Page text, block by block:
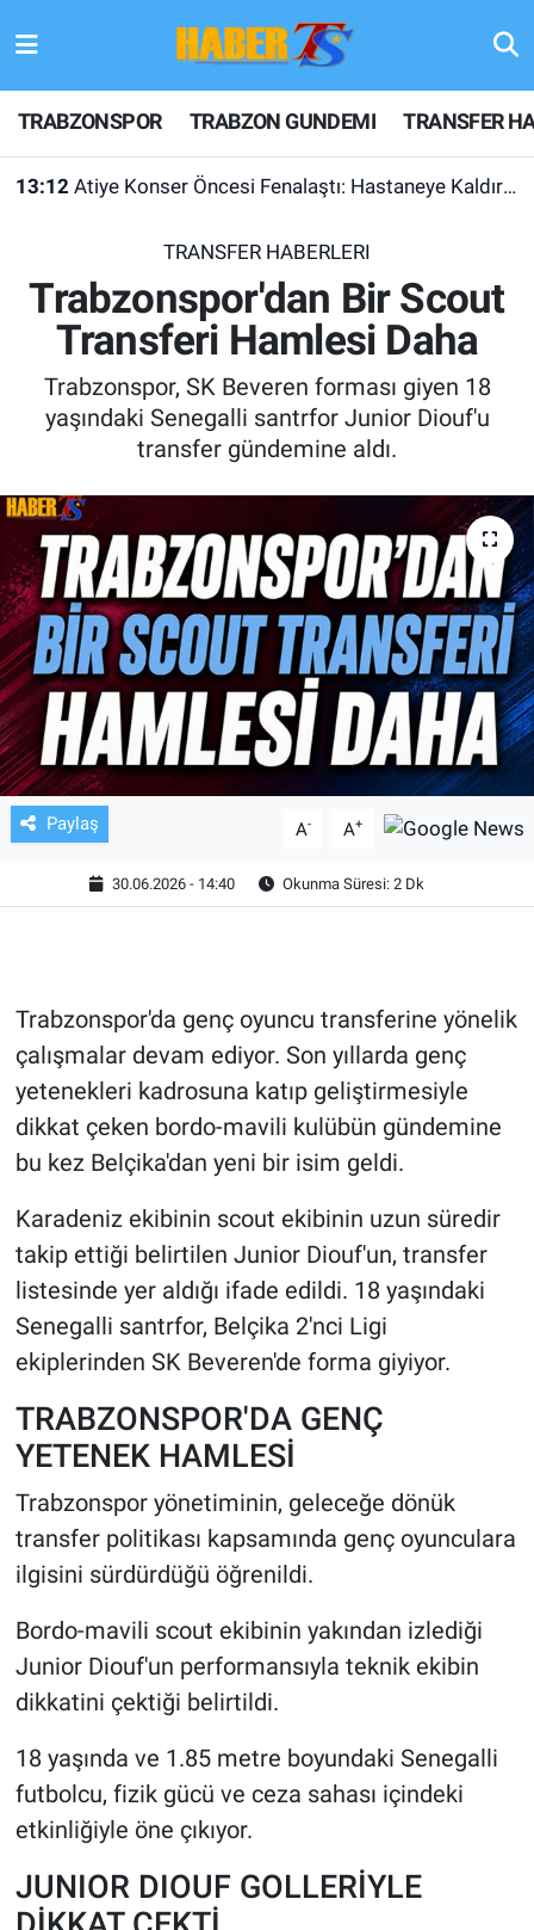
TRABZONSPOR TRABZON GUNDEMI TRANSFER
13:12 Atiye Konser Öncesi Fenalaştı: Hastaneye Kaldırıldı
TRANSFER HABERLERI
Trabzonspor'dan Bir Scout
Transferi Hamlesi Daha
Trabzonspor, SK Beveren forması giyen 18
yaşındaki Senegalli santrfor Junior Diouf'u
transfer gündemine aldı.
Paylaş A- A+
30.06.2026 - 14:40 Okunma Süresi: 2 Dk
Trabzonspor'da genç oyuncu transferine yönelik
çalışmalar devam ediyor. Son yıllarda genç
yetenekleri kadrosuna katıp geliştirmesiyle
dikkat çeken bordo-mavili kulübün gündemine
bu kez Belçika'dan yeni bir isim geldi.
Karadeniz ekibinin scout ekibinin uzun süredir
takip ettiği belirtilen Junior Diouf'un, transfer
listesinde yer aldığı ifade edildi. 18 yaşındaki
Senegalli santrfor, Belçika 2'nci Ligi
ekiplerinden SK Beveren'de forma giyiyor.
TRABZONSPOR'DA GENÇ
YETENEK HAMLESİ
Trabzonspor yönetiminin, geleceğe dönük
transfer politikası kapsamında genç oyunculara
ilgisini sürdürdüğü öğrenildi.
Bordo-mavili scout ekibinin yakından izlediği
Junior Diouf'un performansıyla teknik ekibin
dikkatini çektiği belirtildi.
18 yaşında ve 1.85 metre boyundaki Senegalli
futbolcu, fizik gücü ve ceza sahası içindeki
etkinliğiyle öne çıkıyor.
JUNIOR DIOUF GOLLERİYLE
TRABZONSPOR
TRABZON GUNDEMI
KULİS MEYDANI
1461 TRABZON
FUTBOL
ALT LIGLER
TV VE SİNEMA
BASKETBOL
SAĞLIK
GENEL
KÜLTÜR SANAT
ASAYİŞ
ÇEVRE
HABERDE İNSAN
SPOR
MAGAZİN
Bilim, Teknoloji
Hava Durumu
Trafik Durumu
Son Dakika Haberleri
Haber Arşivi